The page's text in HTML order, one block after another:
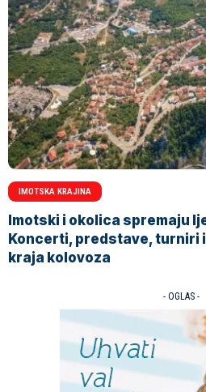
IMOTSKA KRAJINA
Imotski i okolica spremaju
Koncerti, predstave, turniri
kraja kolovoza
- OGLAS -